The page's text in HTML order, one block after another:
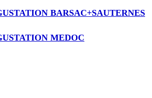
BARSAC+SAUTERNES
MEDOC